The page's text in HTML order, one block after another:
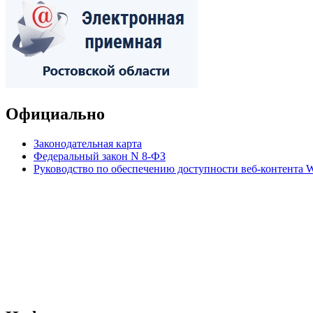
Официально
Законодательная карта
Федеральный закон N 8-ФЗ
Руководство по обеспечению доступности веб-контента